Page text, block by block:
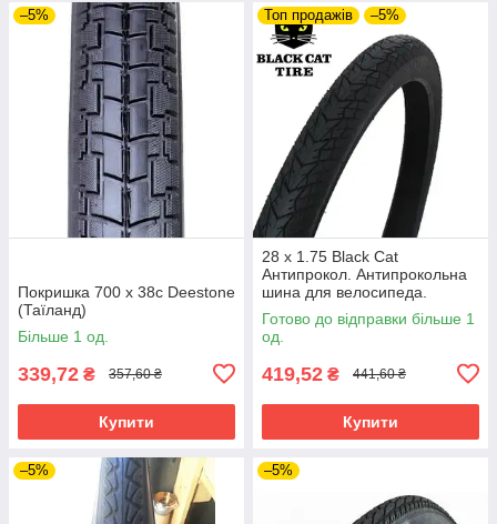
–5%
Покришка 700 х 38с Deestone
(Таїланд)
Більше 1 од.
339,72 ₴ 357,60 ₴
Купити
Топ продажів –5%
28 х 1.75 Black Cat
Антипрокол. Антипрокольна
шина для велосипеда.
Велопокришка. Велосипедна
гума. Під
Готово до відправки більше 1
од.
419,52 ₴ 441,60 ₴
Купити
–5% –5%